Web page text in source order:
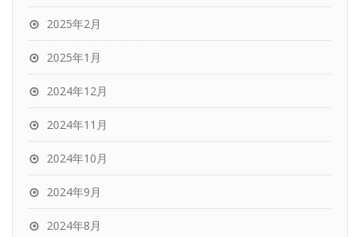
2025年2月
2025年1月
2024年12月
2024年11月
2024年10月
2024年9月
2024年8月